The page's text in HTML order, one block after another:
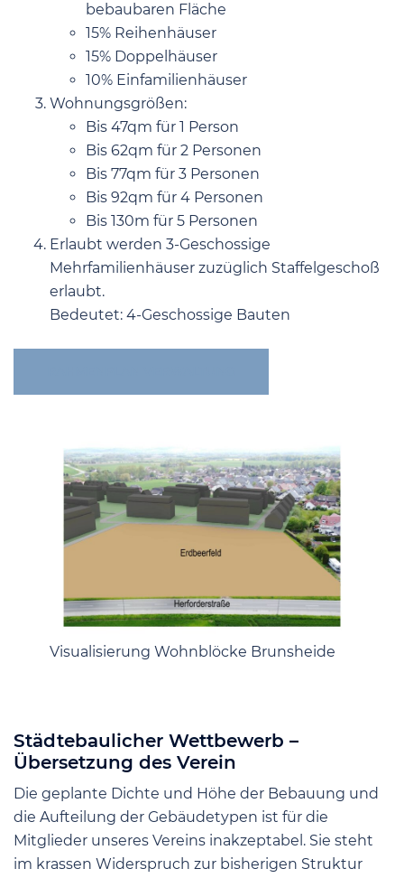
bebaubaren Fläche
15% Reihenhäuser
15% Doppelhäuser
10% Einfamilienhäuser
Wohnungsgrößen:
Bis 47qm für 1 Person
Bis 62qm für 2 Personen
Bis 77qm für 3 Personen
Bis 92qm für 4 Personen
Bis 130m für 5 Personen
Erlaubt werden 3-Geschossige
Mehrfamilienhäuser zuzüglich Staffelgeschoß
erlaubt.
Bedeutet: 4-Geschossige Bauten
Visualisierung Wohnblöcke Brunsheide
Städtebaulicher Wettbewerb –
Übersetzung des Verein
Die geplante Dichte und Höhe der Bebauung und
die Aufteilung der Gebäudetypen ist für die
Mitglieder unseres Vereins inakzeptabel. Sie steht
im krassen Widerspruch zur bisherigen Struktur